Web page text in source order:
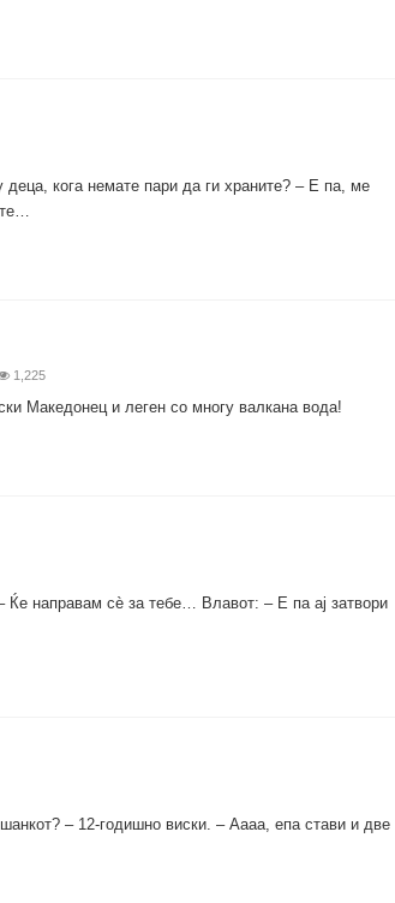
кога немате пари да ги храните? – Е па, ме
1,225
Македонец и леген со многу валкана вода!
Ќе направам сѐ за тебе… Влавот: – Е па ај затвори
– 12-годишно виски. – Аааа, епа стави и две